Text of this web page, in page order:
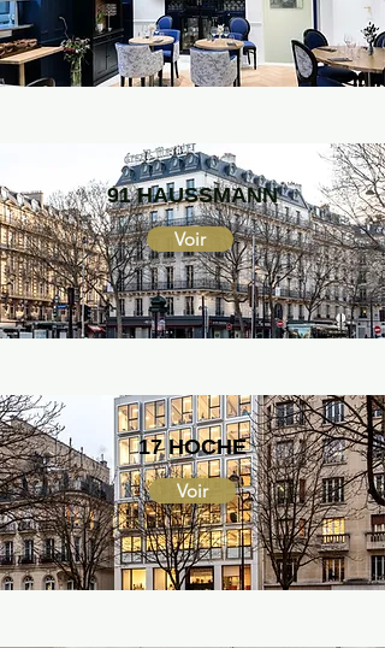
91 HAUSSMANN
Voir
17 HOCHE
Voir